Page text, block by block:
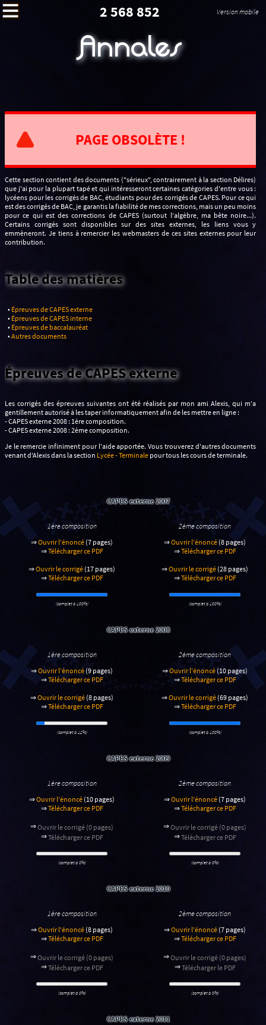
2 568 852 Version mobile
Annales
PAGE OBSOLÈTE !
Cette section contient des documents ("sérieux", contrairement à la section Délires)
que j'ai pour la plupart tapé et qui intéresseront certaines catégories d'entre vous :
lycéens pour les corrigés de BAC, étudiants pour des corrigés de CAPES. Pour ce qui
est des corrigés de BAC, je garantis la fiabilité de mes corrections, mais un peu moins
pour ce qui est des corrections de CAPES (surtout l'algèbre, ma bête noire...).
Certains corrigés sont disponibles sur des sites externes, les liens vous y
emmèneront. Je tiens à remercier les webmasters de ces sites externes pour leur
contribution.
Table des matières
• Épreuves de CAPES externe
• Épreuves de CAPES interne
• Épreuves de baccalauréat
•Autres documents
Épreuves de CAPES externe
Les corrigés des épreuves suivantes ont été réalisés par mon ami Alexis, qui m'a
gentillement autorisé à les taper informatiquement afin de les mettre en ligne :
- CAPES externe 2008 : 1ère composition.
- CAPES externe 2008 : 2ème composition.
Je le remercie infiniment pour l'aide apportée. Vous trouverez d'autres documents
venant d'Alexis dans la section Lycée - Terminale pour tous les cours de terminale.
CAPES externe 2007
1ère composition
2ème composition
⇒Ouvrir l'énoncé (7 pages)
⇒Télécharger ce PDF
⇒Ouvrir le corrigé (17 pages)
⇒Télécharger ce PDF
⇒Ouvrir l'énoncé (8 pages)
⇒Télécharger ce PDF
⇒Ouvrir le corrigé (28 pages)
⇒Télécharger ce PDF
(complet à 100%) (complet à 100%)
CAPES externe 2008
1ère composition
2ème composition
⇒Ouvrir l'énoncé (9 pages)
⇒Télécharger ce PDF
⇒Ouvrir le corrigé (8 pages)
⇒Télécharger ce PDF
⇒Ouvrir l'énoncé (10 pages)
⇒Télécharger ce PDF
⇒Ouvrir le corrigé (69 pages)
⇒Télécharger ce PDF
(complet à 12%) (complet à 100%)
CAPES externe 2009
1ère composition
2ème composition
⇒Ouvrir l'énoncé (10 pages)
⇒Télécharger ce PDF
⇒Ouvrir le corrigé (0 pages)
⇒Télécharger ce PDF
⇒Ouvrir l'énoncé (7 pages)
⇒Télécharger ce PDF
⇒Ouvrir le corrigé (0 pages)
⇒Télécharger ce PDF
(complet à 0%) (complet à 0%)
CAPES externe 2010
1ère composition
2ème composition
⇒Ouvrir l'énoncé (8 pages)
⇒Télécharger ce PDF
⇒Ouvrir le corrigé (0 pages)
⇒Télécharger ce PDF
⇒Ouvrir l'énoncé (7 pages)
⇒Télécharger ce PDF
⇒Ouvrir le corrigé (0 pages)
⇒Télécharger le PDF
(complet à 0%) (complet à 0%)
CAPES externe 2011